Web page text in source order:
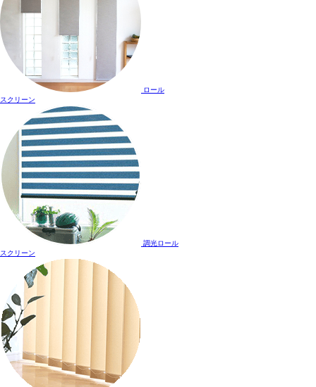
ロール
スクリーン
調光ロール
スクリーン